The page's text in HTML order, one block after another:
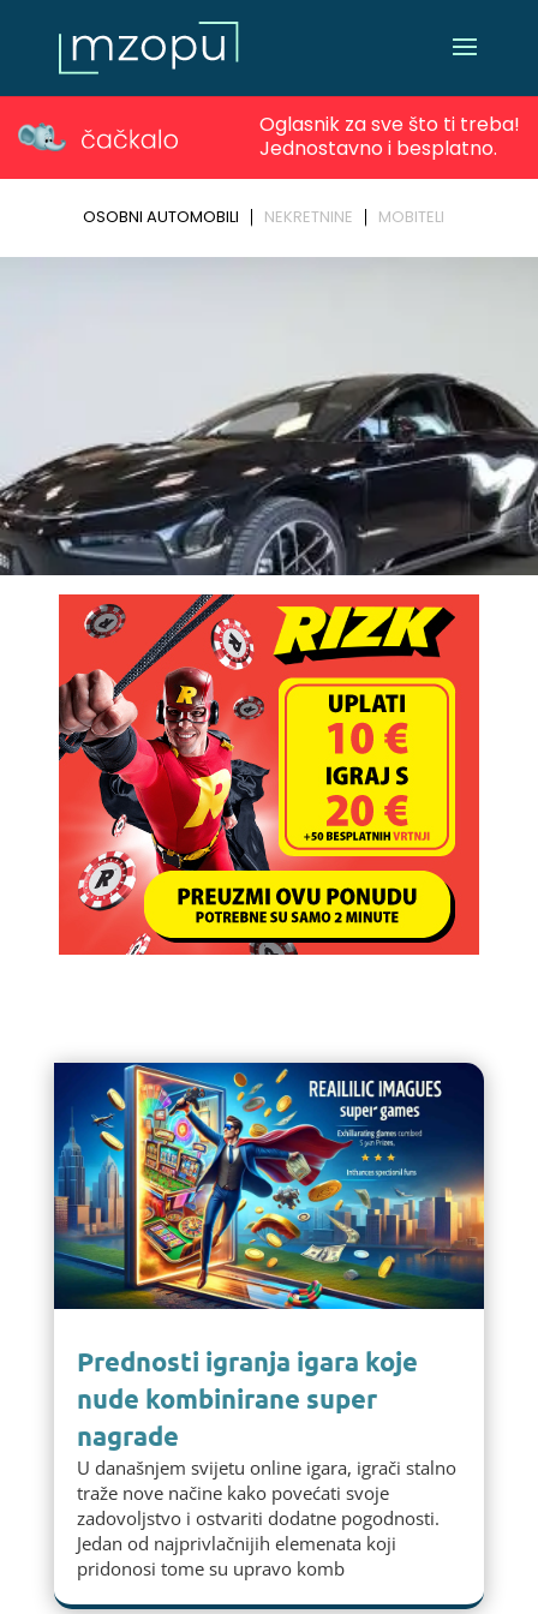
Prednosti igranja igara koje
nude kombinirane super
nagrade
U današnjem svijetu online igara, igrači stalno
traže nove načine kako povećati svoje
zadovoljstvo i ostvariti dodatne pogodnosti.
Jedan od najprivlačnijih elemenata koji
pridonosi tome su upravo komb